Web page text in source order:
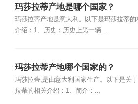
玛莎拉蒂产地是哪个国家？
玛莎拉蒂产地是意大利。以下是玛莎拉蒂的
介绍：1、历史：历史上第一辆...
玛莎拉蒂产地哪个国家的？
玛莎拉蒂,是由意大利国家生产。以下是关
拉蒂的相关介绍：1、简介：...